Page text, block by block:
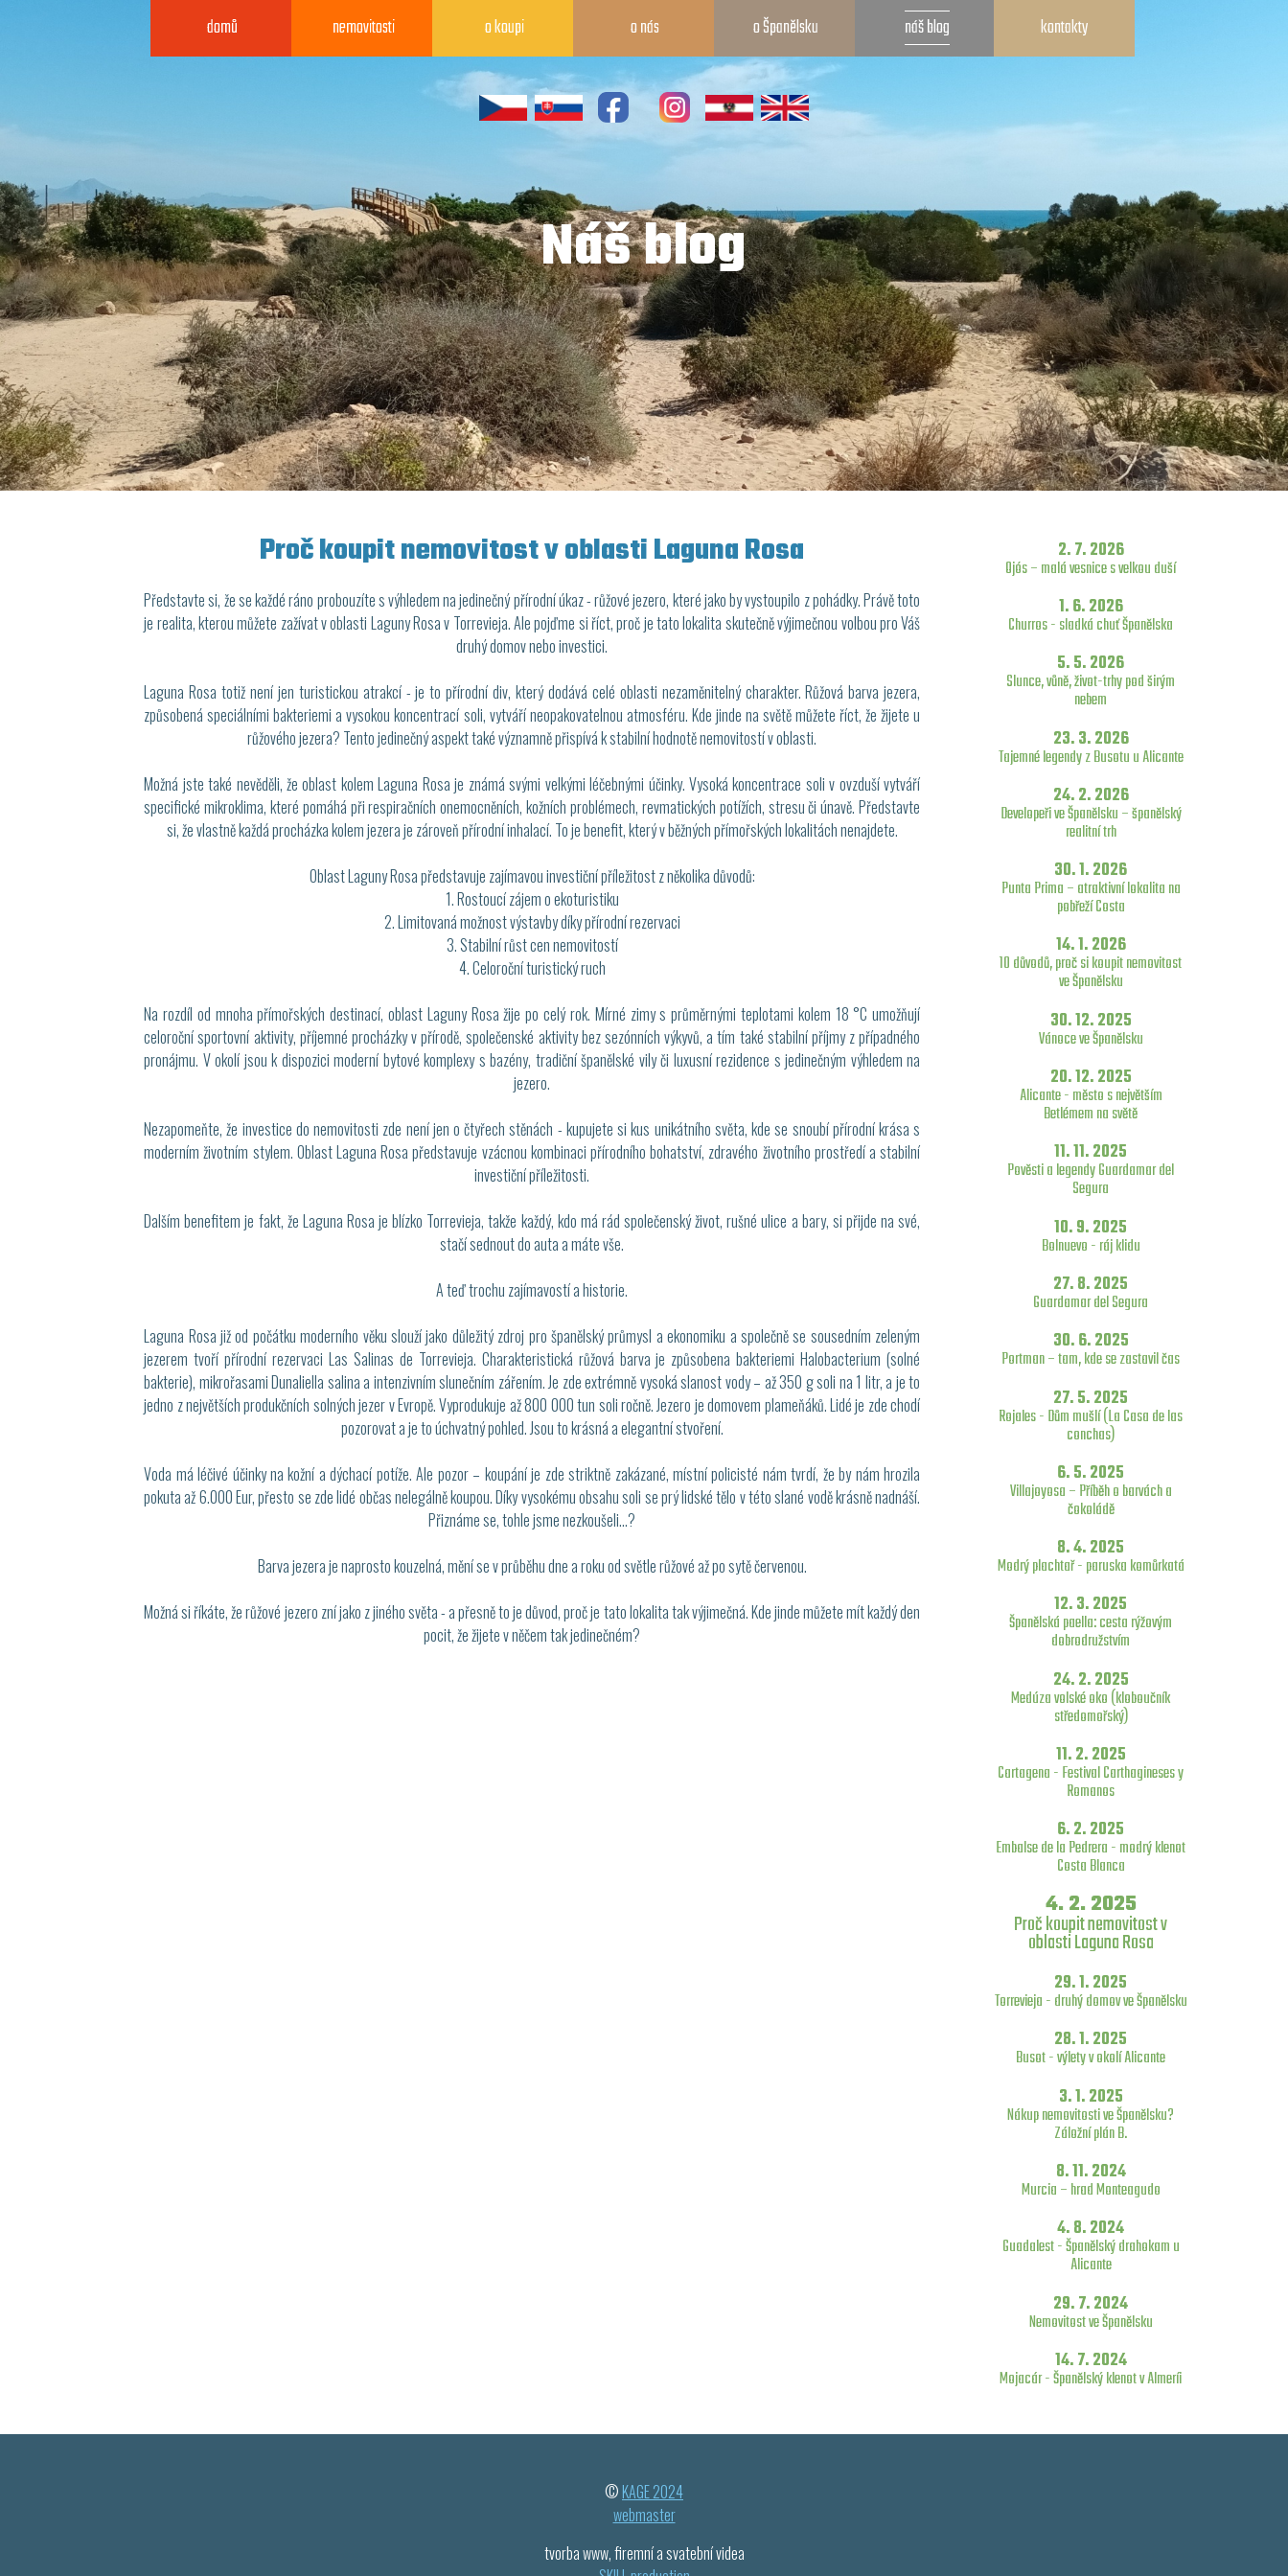
Náš blog
domů nemovitosti o koupi o nás o Španělsku náš blog kontakty
Proč koupit nemovitost v oblasti Laguna Rosa
Představte si, že se každé ráno probouzíte s výhledem na jedinečný přírodní úkaz - růžové jezero, které jako by vystoupilo z pohádky. Právě toto
je realita, kterou můžete zažívat v oblasti Laguny Rosa v Torrevieja. Ale pojďme si říct, proč je tato lokalita skutečně výjimečnou volbou pro Váš
druhý domov nebo investici.
Laguna Rosa totiž není jen turistickou atrakcí - je to přírodní div, který dodává celé oblasti nezaměnitelný charakter. Růžová barva jezera,
způsobená speciálními bakteriemi a vysokou koncentrací soli, vytváří neopakovatelnou atmosféru. Kde jinde na světě můžete říct, že žijete u
růžového jezera? Tento jedinečný aspekt také významně přispívá k stabilní hodnotě nemovitostí v oblasti.
Možná jste také nevěděli, že oblast kolem Laguna Rosa je známá svými velkými léčebnými účinky. Vysoká koncentrace soli v ovzduší vytváří
specifické mikroklima, které pomáhá při respiračních onemocněních, kožních problémech, revmatických potížích, stresu či únavě. Představte
si, že vlastně každá procházka kolem jezera je zároveň přírodní inhalací. To je benefit, který v běžných přímořských lokalitách nenajdete.
Oblast Laguny Rosa představuje zajímavou investiční příležitost z několika důvodů:
1. Rostoucí zájem o ekoturistiku
2. Limitovaná možnost výstavby díky přírodní rezervaci
3. Stabilní růst cen nemovitostí
4. Celoroční turistický ruch
Na rozdíl od mnoha přímořských destinací, oblast Laguny Rosa žije po celý rok. Mírné zimy s průměrnými teplotami kolem 18 °C umožňují
celoroční sportovní aktivity, příjemné procházky v přírodě, společenské aktivity bez sezónních výkyvů, a tím také stabilní příjmy z případného
pronájmu. V okolí jsou k dispozici moderní bytové komplexy s bazény, tradiční španělské vily či luxusní rezidence s jedinečným výhledem na
jezero.
Nezapomeňte, že investice do nemovitosti zde není jen o čtyřech stěnách - kupujete si kus unikátního světa, kde se snoubí přírodní krása s
moderním životním stylem. Oblast Laguna Rosa představuje vzácnou kombinaci přírodního bohatství, zdravého životního prostředí a stabilní
investiční příležitosti.
Dalším benefitem je fakt, že Laguna Rosa je blízko Torrevieja, takže každý, kdo má rád společenský život, rušné ulice a bary, si přijde na své,
stačí sednout do auta a máte vše.
A teď trochu zajímavostí a historie.
Laguna Rosa již od počátku moderního věku slouží jako důležitý zdroj pro španělský průmysl a ekonomiku a společně se sousedním zeleným
jezerem tvoří přírodní rezervaci Las Salinas de Torrevieja. Charakteristická růžová barva je způsobena bakteriemi Halobacterium (solné
bakterie), mikrořasami Dunaliella salina a intenzivním slunečním zářením. Je zde extrémně vysoká slanost vody – až 350 g soli na 1 litr, a je to
jedno z největších produkčních solných jezer v Evropě. Vyprodukuje až 800 000 tun soli ročně. Jezero je domovem plameňáků. Lidé je zde chodí
pozorovat a je to úchvatný pohled. Jsou to krásná a elegantní stvoření.
Voda má léčivé účinky na kožní a dýchací potíže. Ale pozor – koupání je zde striktně zakázané, místní policisté nám tvrdí, že by nám hrozila
pokuta až 6.000 Eur, přesto se zde lidé občas nelegálně koupou. Díky vysokému obsahu soli se prý lidské tělo v této slané vodě krásně nadnáší.
Přiznáme se, tohle jsme nezkoušeli…?
Barva jezera je naprosto kouzelná, mění se v průběhu dne a roku od světle růžové až po sytě červenou.
Možná si říkáte, že růžové jezero zní jako z jiného světa - a přesně to je důvod, proč je tato lokalita tak výjimečná. Kde jinde můžete mít každý den
pocit, že žijete v něčem tak jedinečném?
2. 7. 2026
Ojós – malá vesnice s velkou duší
1. 6. 2026
Churros - sladká chuť Španělska
5. 5. 2026
Slunce, vůně, život-trhy pod širým
nebem
23. 3. 2026
Tajemné legendy z Busotu u Alicante
24. 2. 2026
Developeři ve Španělsku – španělský
realitní trh
30. 1. 2026
Punta Prima – atraktivní lokalita na
pobřeží Costa
14. 1. 2026
10 důvodů, proč si koupit nemovitost
ve Španělsku
30. 12. 2025
Vánoce ve Španělsku
20. 12. 2025
Alicante - město s největším
Betlémem na světě
11. 11. 2025
Pověsti a legendy Guardamar del
Segura
10. 9. 2025
Bolnuevo - ráj klidu
27. 8. 2025
Guardamar del Segura
30. 6. 2025
Portman – tam, kde se zastavil čas
27. 5. 2025
Rojales - Dům mušlí (La Casa de las
conchas)
6. 5. 2025
Villajoyosa – Příběh o barvách a
čokoládě
8. 4. 2025
Modrý plachtař - paruska komůrkatá
12. 3. 2025
Španělská paella: cesta rýžovým
dobrodružstvím
24. 2. 2025
Medúza volské oko (kloboučník
středomořský)
11. 2. 2025
Cartagena - Festival Carthagineses y
Romanos
6. 2. 2025
Embalse de la Pedrera - modrý klenot
Costa Blanca
4. 2. 2025
Proč koupit nemovitost v
oblasti Laguna Rosa
29. 1. 2025
Torrevieja - druhý domov ve Španělsku
28. 1. 2025
Busot - výlety v okolí Alicante
3. 1. 2025
Nákup nemovitosti ve Španělsku?
Záložní plán B.
8. 11. 2024
Murcia – hrad Monteagudo
4. 8. 2024
Guadalest - Španělský drahokam u
Alicante
29. 7. 2024
Nemovitost ve Španělsku
14. 7. 2024
Mojacár - Španělský klenot v Almeríi
©KAGE 2024
webmaster
tvorba www, firemní a svatební videa